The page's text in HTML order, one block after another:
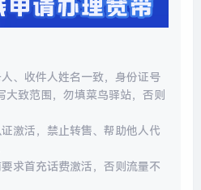
、收件人姓名一致，身份证号
大致范围，勿填菜鸟驿站，否则
激活，禁止转售、帮助他人代
求首充话费激活，否则流量不